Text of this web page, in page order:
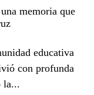
memoria que
educativa
con profunda
la...